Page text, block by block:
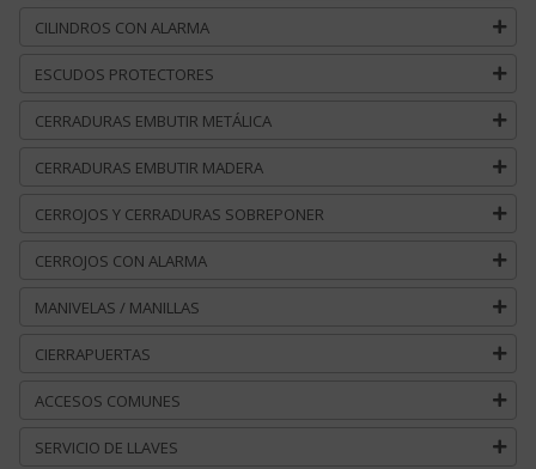
CILINDROS CON ALARMA
ESCUDOS PROTECTORES
CERRADURAS EMBUTIR METÁLICA
CERRADURAS EMBUTIR MADERA
CERROJOS Y CERRADURAS SOBREPONER
CERROJOS CON ALARMA
MANIVELAS / MANILLAS
CIERRAPUERTAS
ACCESOS COMUNES
SERVICIO DE LLAVES